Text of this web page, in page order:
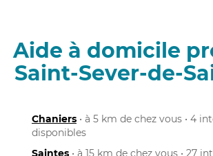
Aide à domicile
Saint-Sever-de-
Chaniers • à 5 km de chez vous • 4
disponibles
Saintes • à 15 km de chez vous • 27